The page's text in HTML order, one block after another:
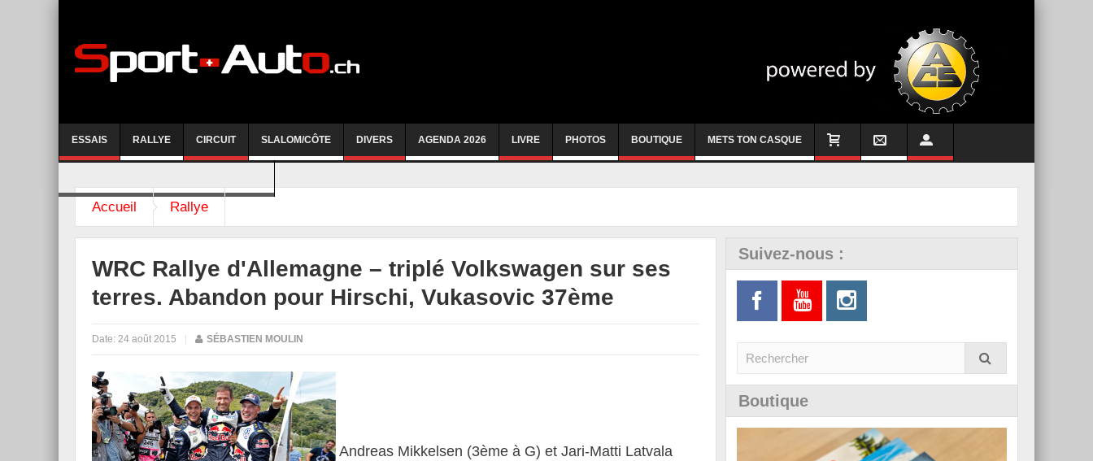
ESSAIS RALLYE CIRCUIT SLALOM/CÔTE DIVERS AGENDA 2026 LIVRE PHOTOS BOUTIQUE METS TON CASQUE
Accueil Rallye
WRC Rallye d'Allemagne – triplé Volkswagen sur ses
terres. Abandon pour Hirschi, Vukasovic 37ème
Date: 24 août 2015 SÉBASTIEN MOULIN
Andreas Mikkelsen (3ème à G) et Jari-Matti Latvala
Suivez-nous :
Boutique